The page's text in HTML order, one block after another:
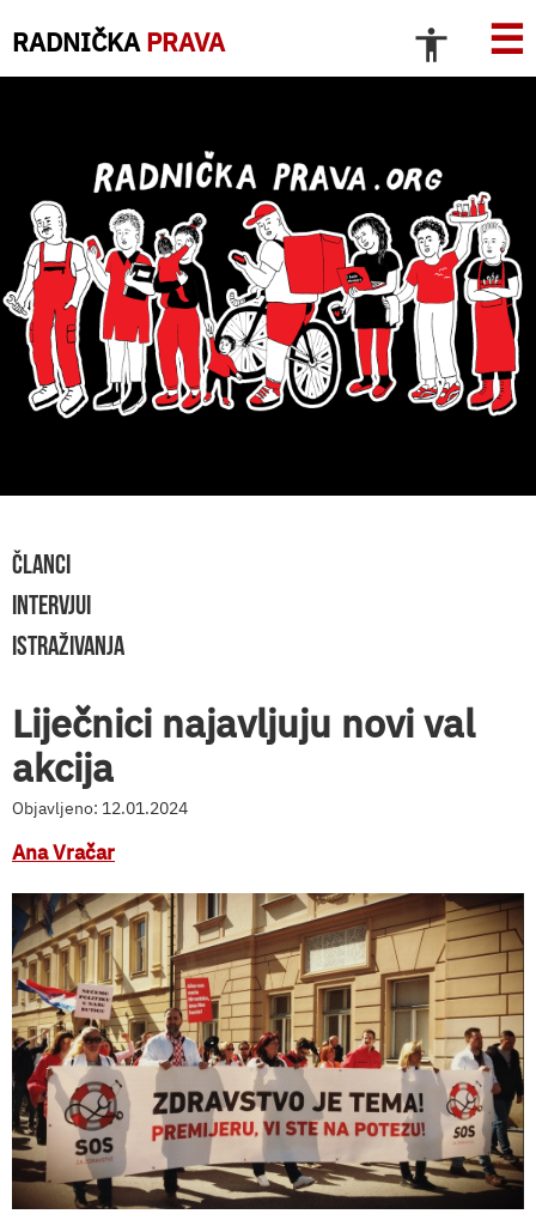
RADNIČKA PRAVA ☰
ČLANCI
INTERVJUI
ISTRAŽIVANJA
Liječnici najavljuju novi val
akcija
Objavljeno: 12.01.2024
Ana Vračar